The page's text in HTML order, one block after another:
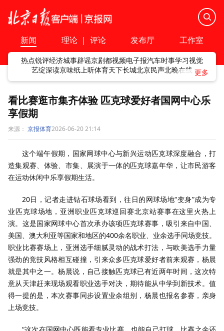
新闻 理论 | 评论 发布厅 工作室
热点锐评经济城事辟谣京剧都视频电子报汽车时事学习视觉
艺绽深读京味纸上听体育天下长城北京民声北晚在线
看比赛逛市集齐体验 匹克球爱好者国网中心乐
享假期
来源： 京报体育2026-06-20 21:14
这个端午假期，国家网球中心与新兴运动匹克球深度融合，打
造集观赛、体验、市集、展演于一体的匹克球嘉年华，让市民游客
在运动休闲中乐享假期生活。
20日，记者走进钻石球场看到，往日的网球场地“变身”成为专
业匹克球场地，亚洲职业匹克球巡回赛北京站赛事在这里火热上
演。这是国家网球中心首次承办该项匹克球赛事，吸引来自中国、
美国、澳大利亚等国家和地区的400余名职业、业余选手同场竞技。
职业比赛赛场上，亚洲选手细腻灵动的战术打法，与欧美选手力量
强劲的竞技风格相互碰撞，引来众多匹克球爱好者前来观赛，杨晨
就是其中之一。杨晨说，自己接触匹克球已有近两年时间，这次特
意从天津赶来现场观看职业选手对决，期待能从中学到新技术。值
得一提的是，本次赛事同步设置业余组别，杨晨也报名参赛，亲身
上场竞技。